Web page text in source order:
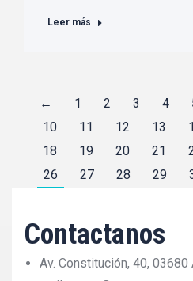
Leer más
← 1 2 3 4
10
11 12 13
18
19 20 21
26
27 28 29
Contactanos
Av. Constitución, 40, 03680